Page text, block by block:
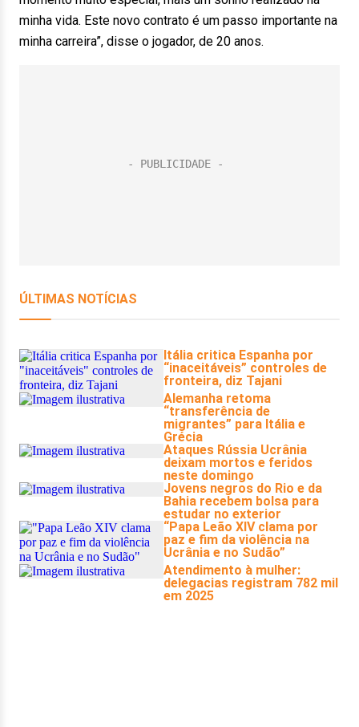
minha vida. Este novo contrato é um passo importante na
minha carreira”, disse o jogador, de 20 anos.